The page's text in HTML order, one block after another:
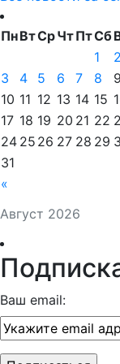
Август 2026
ПнВтСрЧтПтСб
«
1
2
3
4 5 6 7 8
9
10 11 12 13 14 15
17 18 19 20 21 22
24 25 26 27 28 29
31
Ваш email: